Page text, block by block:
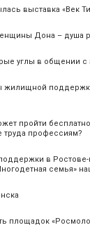
выставка «Век
Дона – душа
углы в общении с
жилищной
пройти
труда профессиям?
в Ростове-
семья»
площадок